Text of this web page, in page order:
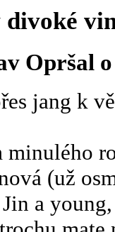
Opršal
jang k
minulého
(už
a